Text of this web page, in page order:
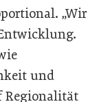
„Wir
und
Regionalität